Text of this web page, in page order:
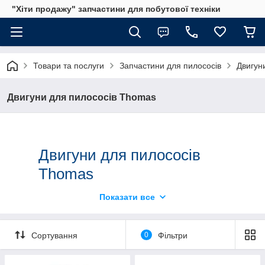
"Хіти продажу" запчастини для побутової техніки
Товари та послуги Запчастини для пилососів
Двигуни для пилососів Thomas
Двигуни для пилососів
Thomas
Пропонуємо замовити двигуни для пилососів
аналоги (Китай). Представлені на сайті
Показати все
Сортування 0 Фільтри